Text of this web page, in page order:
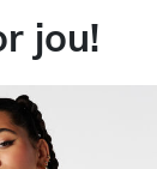
jou!